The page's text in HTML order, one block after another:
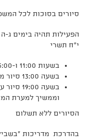
סיורים בסוכות לכל
י"ח תשרי
בשעות 11:00 ו-15:00 סיורי משפחות במדרחוב
בשעה 13:00 סיור משפחות ברמת הנדיב בעין צור
בשעה
וממשיך למערת
הסיורים ללא תשלום
בהדרכת מדריכות